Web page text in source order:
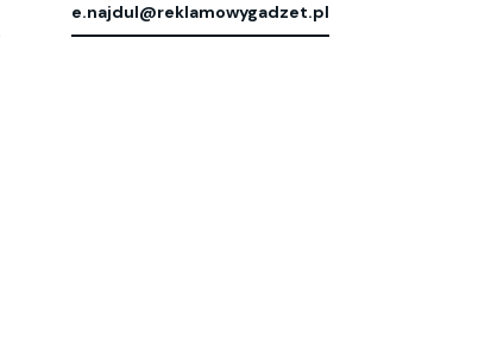
e.najdul@reklamowygadzet.pl